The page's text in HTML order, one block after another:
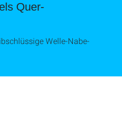
Quer-
Welle-Nabe-